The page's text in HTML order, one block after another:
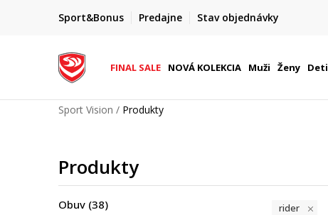
Sport&Bonus Predajne Stav objednávky
FINAL SALE AŽ -60 %
+ extra zľava 10 % len do 9. 8.
FINAL SALE NOVÁ KOLEKCIA Muži Ženy Deti
Sport Vision Produkty
Produkty
Obuv (38) rider